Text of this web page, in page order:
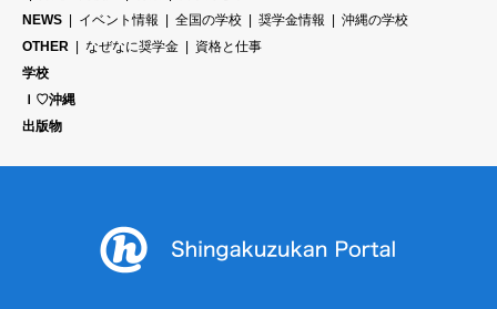
NEWS
イベント情報 全国の学校 奨学金情報
沖縄の学校
OTHER
なぜなに奨学金
資格と仕事
学校
Ｉ♡沖縄
出版物